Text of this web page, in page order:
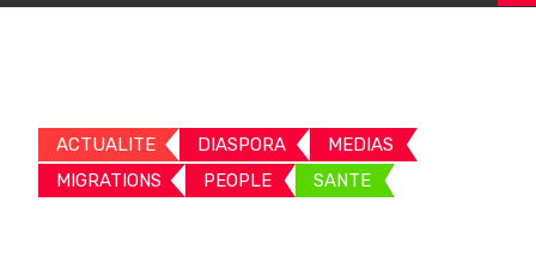
ACTUALITE DIASPORA
MEDIAS
MIGRATIONS
PEOPLE SANTE